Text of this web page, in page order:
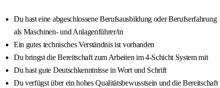
Du hast eine abgeschlossene Berufsausbildung oder Berufserfahrung
als Maschinen- und Anlagenführer/in
Ein gutes technisches Verständnis ist vorhanden
Du bringst die Bereitschaft zum Arbeiten im 4-Schicht System mit
Du hast gute Deutschkenntnisse in Wort und Schrift
Du verfügst über ein hohes Qualitätsbewusstsein und die Bereitschaft